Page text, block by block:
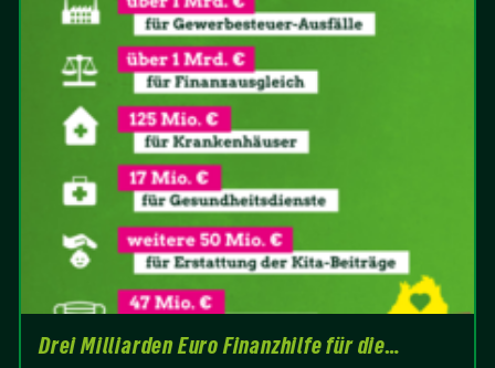
Drei Milliarden Euro Finanzhilfe für die…